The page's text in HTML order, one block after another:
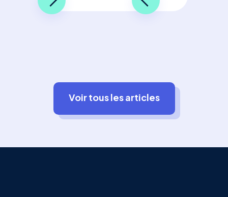
efficace !
Voir tous les articles